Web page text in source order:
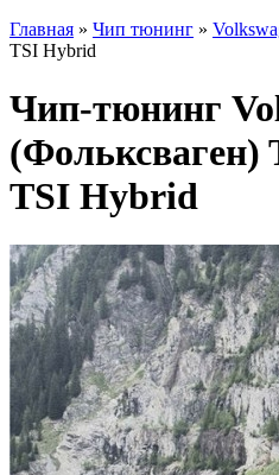
Главная » Чип тюнинг »
TSI Hybrid
Чип-тюнинг
(Фольксваген)
TSI Hybrid